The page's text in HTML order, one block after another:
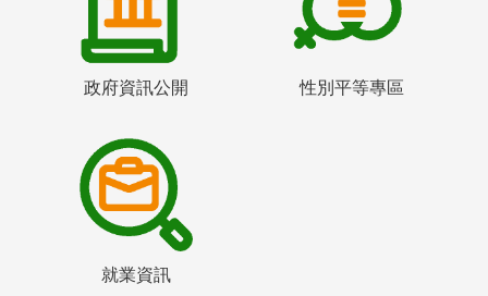
政府資訊公開 性別平等專區
就業資訊